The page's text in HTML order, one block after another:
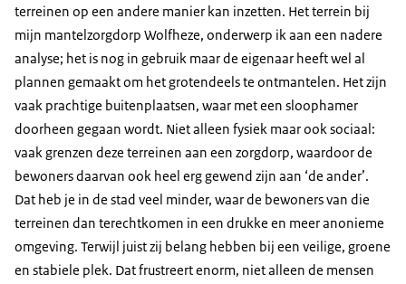
terreinen op een andere manier kan inzetten. Het terrein bij
mijn mantelzorgdorp Wolfheze, onderwerp ik aan een nadere
analyse; het is nog in gebruik maar de eigenaar heeft wel al
plannen gemaakt om het grotendeels te ontmantelen. Het zijn
vaak prachtige buitenplaatsen, waar met een sloophamer
doorheen gegaan wordt. Niet alleen fysiek maar ook sociaal:
vaak grenzen deze terreinen aan een zorgdorp, waardoor de
bewoners daarvan ook heel erg gewend zijn aan ‘de ander’.
Dat heb je in de stad veel minder, waar de bewoners van die
terreinen dan terechtkomen in een drukke en meer anonieme
omgeving. Terwijl juist zij belang hebben bij een veilige, groene
en stabiele plek. Dat frustreert enorm, niet alleen de mensen